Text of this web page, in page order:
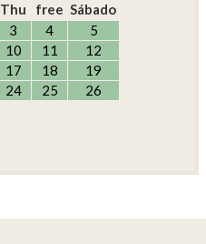
Thu free Sábado
3 4
5
10 11
12
17 18
19
24 25
26